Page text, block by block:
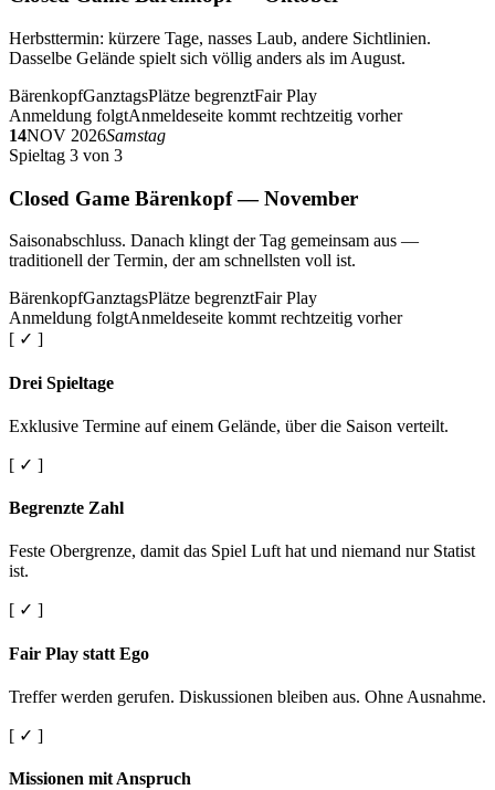
Herbsttermin: kürzere Tage, nasses Laub, andere Sichtlinien.
Dasselbe Gelände spielt sich völlig anders als im August.
BärenkopfGanztagsPlätze begrenztFair Play
Anmeldung folgtAnmeldeseite kommt rechtzeitig vorher
14NOV 2026Samstag
Spieltag 3 von 3
Closed Game Bärenkopf — November
Saisonabschluss. Danach klingt der Tag gemeinsam aus —
traditionell der Termin, der am schnellsten voll ist.
BärenkopfGanztagsPlätze begrenztFair Play
Anmeldung folgtAnmeldeseite kommt rechtzeitig vorher
[ ✓ ]
Drei Spieltage
Exklusive Termine auf einem Gelände, über die Saison verteilt.
[ ✓ ]
Begrenzte Zahl
Feste Obergrenze, damit das Spiel Luft hat und niemand nur Statist
ist.
[ ✓ ]
Fair Play statt Ego
Treffer werden gerufen. Diskussionen bleiben aus. Ohne Ausnahme.
[ ✓ ]
Missionen mit Anspruch